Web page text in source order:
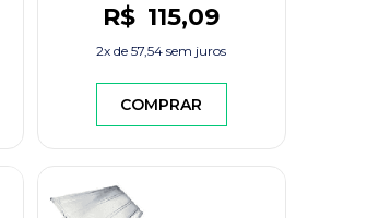
R$ 115,09
2x de 57,54 sem juros
COMPRAR